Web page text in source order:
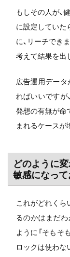
もしその人が、
に設定していた
に、リーチでき
考えて結果を出
広告運用デー
ればいいですが
発想の有無が命
まれるケースが
どのように
敏感になって
これがどれくら
るのかはまだ
ように「そもそ
ロックは使わな